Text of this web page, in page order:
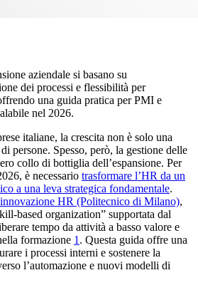
aziendale si basano su
dei processi e flessibilità per
una guida pratica per PMI e
nel 2026.
italiane, la crescita non è solo una
persone. Spesso, però, la gestione delle
collo di bottiglia dell’espansione. Per
è necessario trasformare l’HR da un
a una leva strategica fondamentale.
HR (Politecnico di Milano),
based organization” supportata dal
tempo da attività a basso valore e
formazione 1 . Questa guida offre una
i processi interni e sostenere la
l’automazione e nuovi modelli di